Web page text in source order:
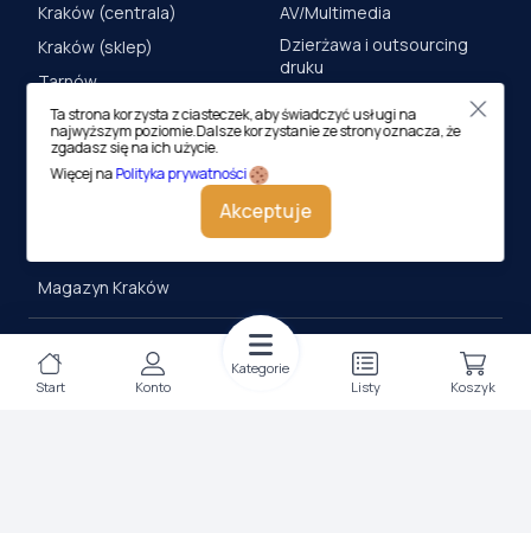
Kraków (centrala)
Kraków (sklep)
Tarnów
Nowy Sącz
Rzeszów
Nowy Targ
Magazyn Kraków
AV/Multimedia
Dzierżawa i outsourcing
druku
Drukarnia cyfrowa
Centrala (Kraków)
Ta strona korzysta z ciasteczek, aby świadczyć usługi na
najwyższym poziomie.Dalsze korzystanie ze strony oznacza, że
zgadasz się na ich użycie.
Więcej naPolityka prywatności
Akceptuje
Start Konto
Kategorie
Listy
Koszyk